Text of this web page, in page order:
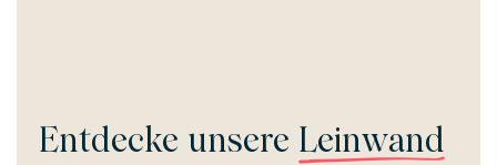
Entdecke unsere Leinwand